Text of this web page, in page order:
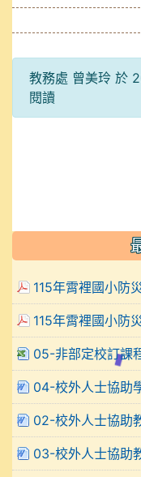
教務處 曾美玲 於
閱讀
115年霄裡國小防
115年霄裡國小防
05-非部定校訂課
04-校外人士協助
02-校外人士協助
03-校外人士協助